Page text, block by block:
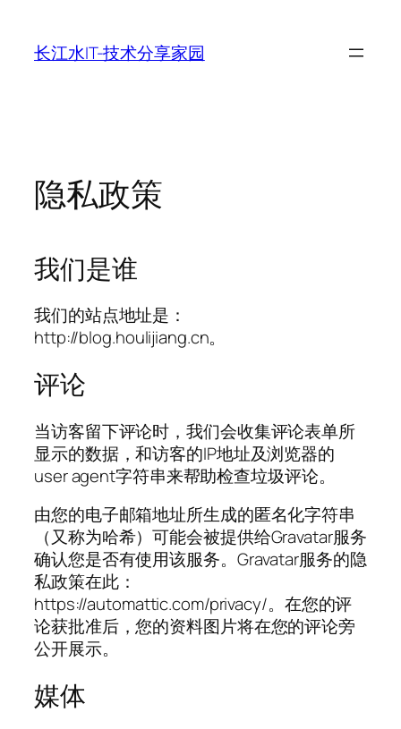
长江水IT-技术分享家园
隐私政策
我们是谁
我们的站点地址是：
http://blog.houlijiang.cn。
评论
当访客留下评论时，我们会收集评论表单所
显示的数据，和访客的IP地址及浏览器的
user agent字符串来帮助检查垃圾评论。
由您的电子邮箱地址所生成的匿名化字符串
（又称为哈希）可能会被提供给Gravatar服务
确认您是否有使用该服务。Gravatar服务的隐
私政策在此：
https://automattic.com/privacy/。在您的评
论获批准后，您的资料图片将在您的评论旁
公开展示。
媒体